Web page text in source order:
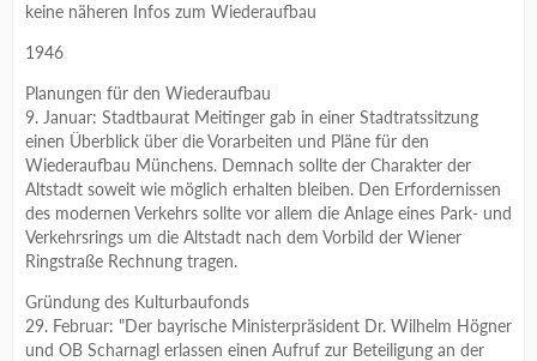
keine näheren Infos zum Wiederaufbau
1946
Planungen für den Wiederaufbau
9. Januar: Stadtbaurat Meitinger gab in einer Stadtratssitzung
einen Überblick über die Vorarbeiten und Pläne für den
Wiederaufbau Münchens. Demnach sollte der Charakter der
Altstadt soweit wie möglich erhalten bleiben. Den Erfordernissen
des modernen Verkehrs sollte vor allem die Anlage eines Park- und
Verkehrsrings um die Altstadt nach dem Vorbild der Wiener
Ringstraße Rechnung tragen.
Gründung des Kulturbaufonds
29. Februar: "Der bayrische Ministerpräsident Dr. Wilhelm Högner
und OB Scharnagl erlassen einen Aufruf zur Beteiligung an der